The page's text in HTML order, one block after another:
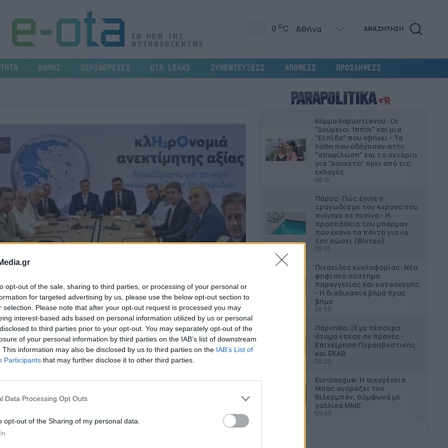
opt-out of the sale, sharing to third parties, or processing of your personal or
for targeted advertising by us, please use the below opt-out section to
selection. Please note that after your opt-out request is processed you may
interest-based ads based on personal information utilized by us or personal
to third parties prior to your opt-out. You may separately opt-out of the
of your personal information by third parties on the IAB’s list of downstream
This information may also be disclosed by us to third parties on the IAB’s List of
Participants that may further disclose it to other third parties.
Data Processing Opt Outs
opt-out of the Sharing of my personal data.
0 oC ΑΝΑΖΗΤΗΣΗ
ΔΗΜΟΙ ΠΕΡΙΦΕΡΕΙΕΣ OTA LEAKS ΣΥΝΕΝΤΕΥΞΕΙΣ ΑΠΟΨΕΙΣ ΠΡΟΣΛΗΨΕΙΣ
Βιάννου,
έργα
ή δρομολογούνται, βρέθηκαν στο
Κόμμα Καρυστιανού: Οι
"Δούρειοι Ίπποι" και μια
"Ελπίδα" που σβήνει - Τα
λάθη που οδήγησαν στην
"αποψίλωση" και το σενάριο
για "λουκέτο" πριν από τις
εκλογές
08:15
Πάρος: Πώς έγινε η
τραγωδία με τον 4χρονο που
πνίγηκε σε πισίνα - Η
προσπάθεια του μπάρμαν
που έκανε τα πάντα για να
τον σώσει (Βίντεο)
08:35
Πινακίδες κυκλοφορίας: Νέο
ψηφιακό σύστημα
παραγγελίας και κατασκευής
- Η διαδικασία βήμα προς
βήμα
08:56
Πάρνηθα: ΙΧ με τέσσερα
άτομα έπεσε σε πρανές -
Επιχείρηση Πυροσβεστικής
και ΕΚΑΒ
08:29
Euroleague: Η οικογένεια
Μπας αγοράζει την
Βιλερμπάν, σύμφωνα με
γαλλικά ΜΜΕ
09:59